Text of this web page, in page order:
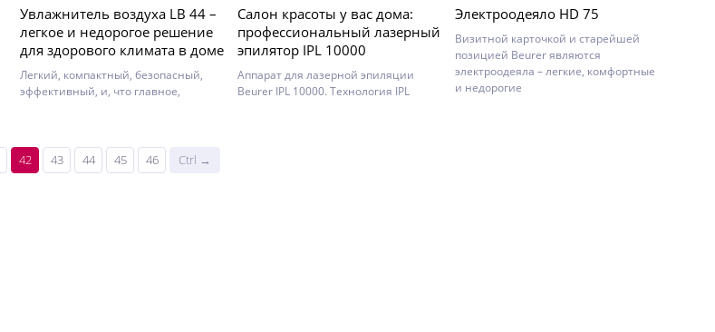
Увлажнитель воздуха LB 44 –
легкое и недорогое решение
для здорового климата в доме
Легкий, компактный, безопасный,
эффективный, и, что главное,
Салон красоты у вас дома:
профессиональный лазерный
эпилятор IPL 10000
Аппарат для лазерной эпиляции
Beurer IPL 10000. Технология IPL
Электроодеяло HD 75
Визитной карточкой и старейшей
позицией Beurer являются
электроодеяла – легкие, комфортные
и недорогие
42 43 44 45 46 Ctrl →